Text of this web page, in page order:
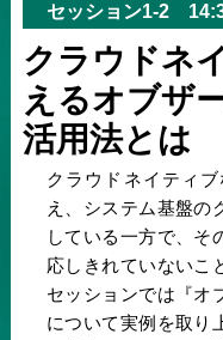
セッション1-2
クラウドネ
えるオブザ
活用法とは
クラウドネイティ
え、システム基盤の
している一方で、そ
応しきれていないこ
セッションでは『オ
について実例を取り